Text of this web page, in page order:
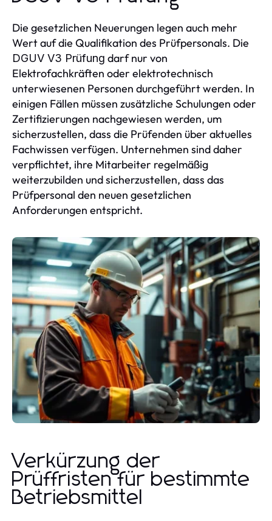
Die gesetzlichen Neuerungen legen auch mehr
Wert auf die Qualifikation des Prüfpersonals. Die
DGUV V3 Prüfung darf nur von
Elektrofachkräften oder elektrotechnisch
unterwiesenen Personen durchgeführt werden. In
einigen Fällen müssen zusätzliche Schulungen oder
Zertifizierungen nachgewiesen werden, um
sicherzustellen, dass die Prüfenden über aktuelles
Fachwissen verfügen. Unternehmen sind daher
verpflichtet, ihre Mitarbeiter regelmäßig
weiterzubilden und sicherzustellen, dass das
Prüfpersonal den neuen gesetzlichen
Anforderungen entspricht.
Verkürzung der
Prüffristen für bestimmte
Betriebsmittel